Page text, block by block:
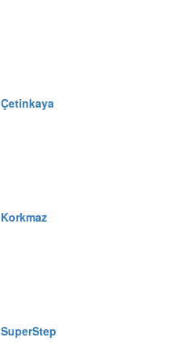
Çetinkaya
Korkmaz
SuperStep